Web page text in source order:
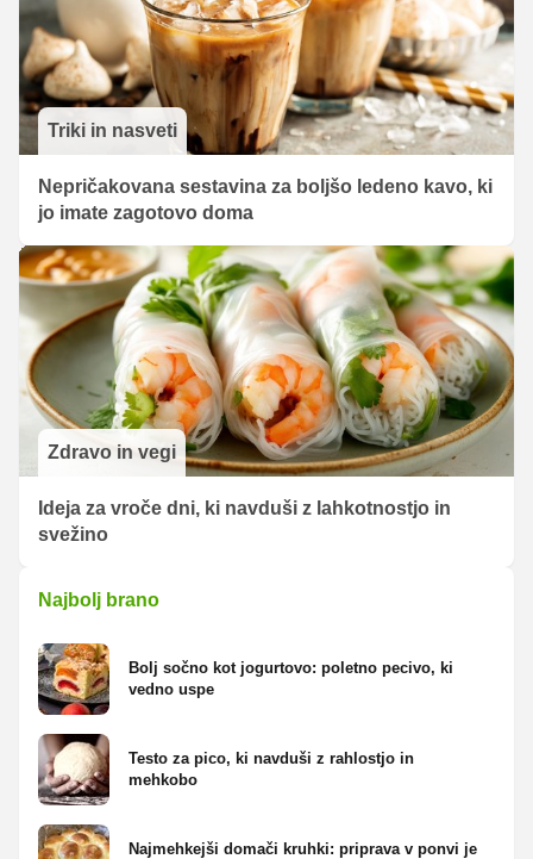
Triki in nasveti
Nepričakovana sestavina za boljšo ledeno kavo, ki
jo imate zagotovo doma
Zdravo in vegi
Ideja za vroče dni, ki navduši z lahkotnostjo in
svežino
Najbolj brano
Bolj sočno kot jogurtovo: poletno pecivo, ki
vedno uspe
Testo za pico, ki navduši z rahlostjo in
mehkobo
Najmehkejši domači kruhki: priprava v ponvi je